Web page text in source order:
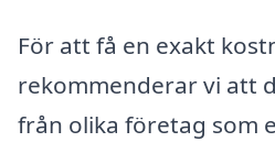
För att få en exakt
rekommenderar vi att
från olika företag som